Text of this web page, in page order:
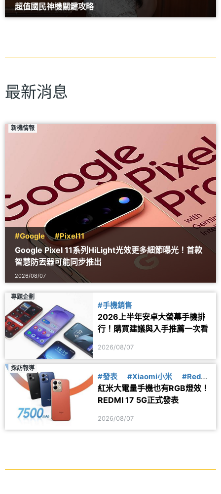
超值國民神機關鍵攻略
最新消息
新機情報
#Google #Pixel11
Google Pixel 11系列HiLight光效更多細節曝光！首款
智慧防丟器可能同步推出
2026/08/07
專題企劃
#手機銷售
2026上半年安卓大螢幕手機排
行！購買建議與入手推薦一次看
2026/08/07
採訪報導
#發表 #Xiaomi小米
#Redmi
紅米
紅米大電量手機也有RGB燈效！
REDMI 17 5G正式發表
2026/08/07